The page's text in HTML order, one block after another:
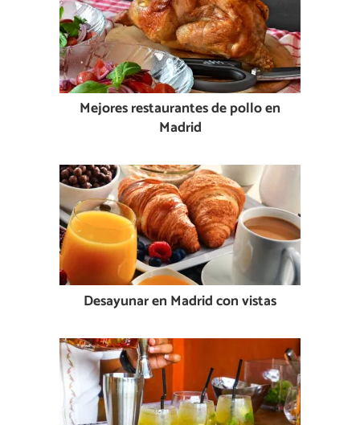
Mejores restaurantes de pollo en
Madrid
Desayunar en Madrid con vistas